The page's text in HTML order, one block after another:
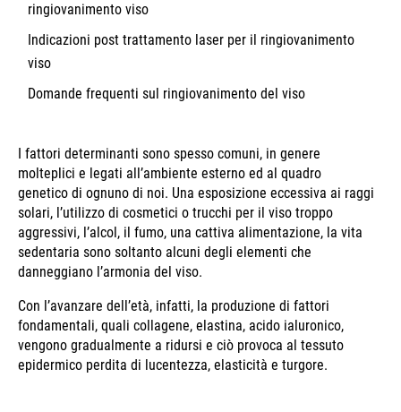
ringiovanimento viso
Indicazioni post trattamento laser per il ringiovanimento
viso
Domande frequenti sul ringiovanimento del viso
I fattori determinanti sono spesso comuni, in genere
molteplici e legati all’ambiente esterno ed al quadro
genetico di ognuno di noi. Una esposizione eccessiva ai raggi
solari, l’utilizzo di cosmetici o trucchi per il viso troppo
aggressivi, l’alcol, il fumo, una cattiva alimentazione, la vita
sedentaria sono soltanto alcuni degli elementi che
danneggiano l’armonia del viso.
Con l’avanzare dell’età, infatti, la produzione di fattori
fondamentali, quali collagene, elastina, acido ialuronico,
vengono gradualmente a ridursi e ciò provoca al tessuto
epidermico perdita di lucentezza, elasticità e turgore.